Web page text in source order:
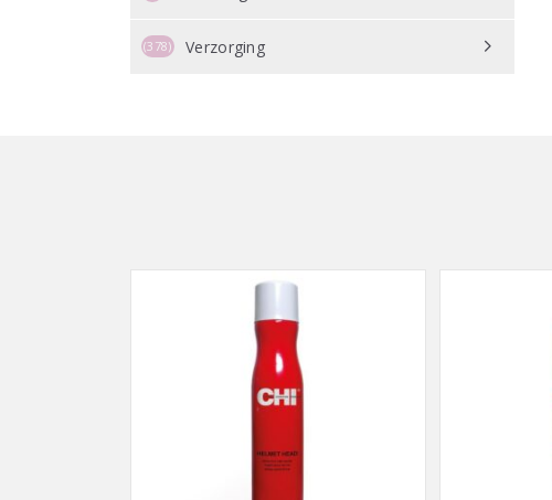
Verzorging
(378)